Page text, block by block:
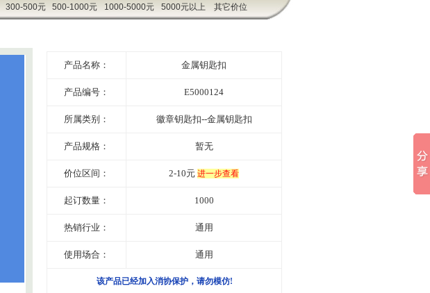
300-500元 500-1000元 1000-5000元 5000元以上 其它价位
产品名称： 金属钥匙扣
产品编号： E5000124
所属类别： 徽章钥匙扣--金属钥匙扣
产品规格： 暂无
价位区间： 2-10元 进一步查看
起订数量： 1000
热销行业： 通用
使用场合： 通用
该产品已经加入消协保护，请勿模仿!